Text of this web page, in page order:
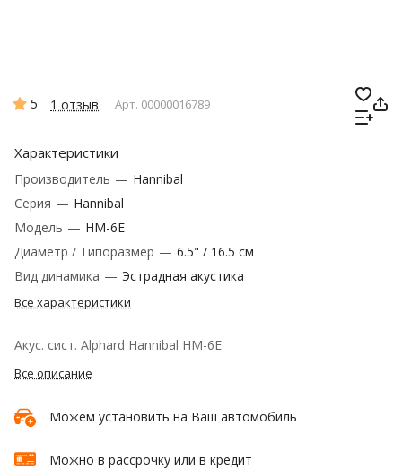
5 1 отзыв Арт. 00000016789
Характеристики
Производитель — Hannibal
Серия — Hannibal
Модель — HM-6E
Диаметр / Типоразмер — 6.5" / 16.5 см
Вид динамика — Эстрадная акустика
Все характеристики
Акус. сист. Alphard Hannibal HM-6E
Все описание
Можем установить на Ваш автомобиль
Можно в рассрочку или в кредит